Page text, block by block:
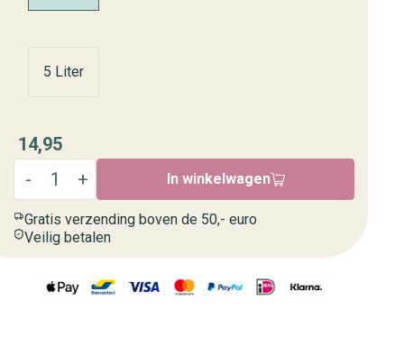
5 Liter
14,95
In winkelwagen
Gratis verzending boven de 50,- euro
Veilig betalen